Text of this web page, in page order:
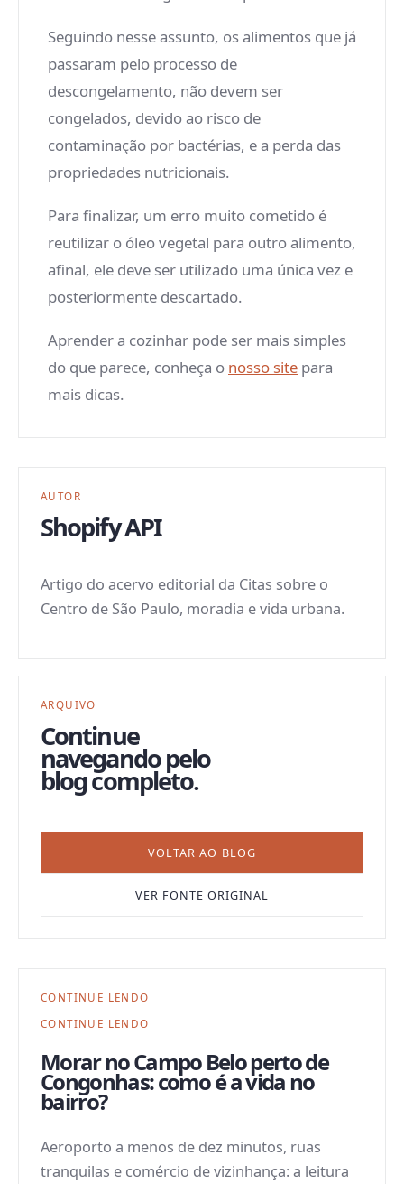
Seguindo nesse assunto, os alimentos que já
passaram pelo processo de
descongelamento, não devem ser
congelados, devido ao risco de
contaminação por bactérias, e a perda das
propriedades nutricionais.
Para finalizar, um erro muito cometido é
reutilizar o óleo vegetal para outro alimento,
afinal, ele deve ser utilizado uma única vez e
posteriormente descartado.
Aprender a cozinhar pode ser mais simples
do que parece, conheça o nosso site para
mais dicas.
AUTOR
Shopify API
Artigo do acervo editorial da Citas sobre o
Centro de São Paulo, moradia e vida urbana.
ARQUIVO
Continue
navegando pelo
blog completo.
VOLTAR AO BLOG
VER FONTE ORIGINAL
CONTINUE LENDO
CONTINUE LENDO
Morar no Campo Belo perto de
Congonhas: como é a vida no
bairro?
Aeroporto a menos de dez minutos, ruas
tranquilas e comércio de vizinhança: a leitura